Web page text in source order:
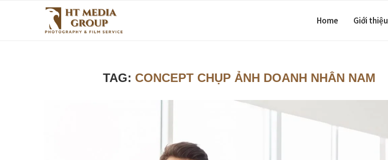
Home Giới thiệu
TAG: CONCEPT CHỤP ẢNH DOANH NHÂN NAM